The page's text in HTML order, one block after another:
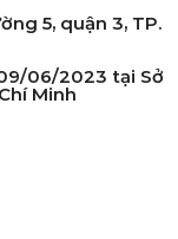
5, quận 3, TP.
06/2023 tại Sở
Minh